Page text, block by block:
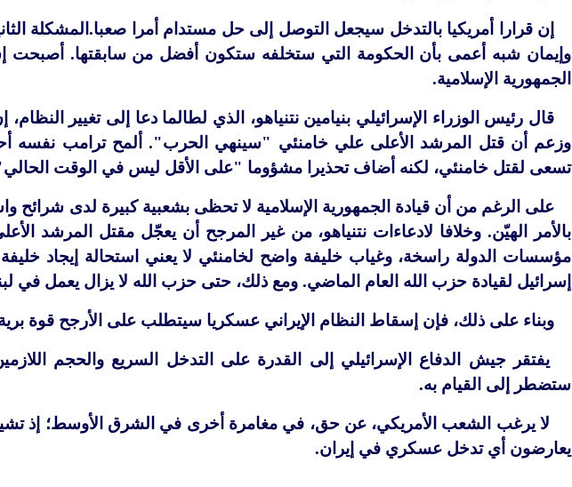
إن قرارا أمريكيا بالتدخل سيجعل التوصل إلى حل مستدام أمرا صعبا.المشكلة
وإيمان شبه أعمى بأن الحكومة التي ستخلفه ستكون أفضل من سابقتها. أصبحت
الجمهورية الإسلامية.
قال رئيس الوزراء الإسرائيلي بنيامين نتنياهو، الذي لطالما دعا إلى تغيير
وزعم أن قتل المرشد الأعلى علي خامنئي "سينهي الحرب". ألمح ترامب نفسه
تسعى لقتل خامنئي، لكنه أضاف تحذيرا مشؤوما "على الأقل ليس في الوقت
على الرغم من أن قيادة الجمهورية الإسلامية لا تحظى بشعبية كبيرة لدى شرائح
مؤسسات الدولة راسخة، وغياب خليفة واضح لخامنئي لا يعني استحالة إيجاد
إسرائيل لقيادة حزب الله العام الماضي. ومع ذلك، حتى حزب الله لا يزال يعمل في
وبناء على ذلك، فإن إسقاط النظام الإيراني عسكريا سيتطلب على الأرجح قوة
يفتقر جيش الدفاع الإسرائيلي إلى القدرة على التدخل السريع والحجم
ستضطر إلى القيام به.
لا يرغب الشعب الأمريكي، عن حق، في مغامرة أخرى في الشرق الأوسط؛ إذ تشير
يعارضون أي تدخل عسكري في إيران.